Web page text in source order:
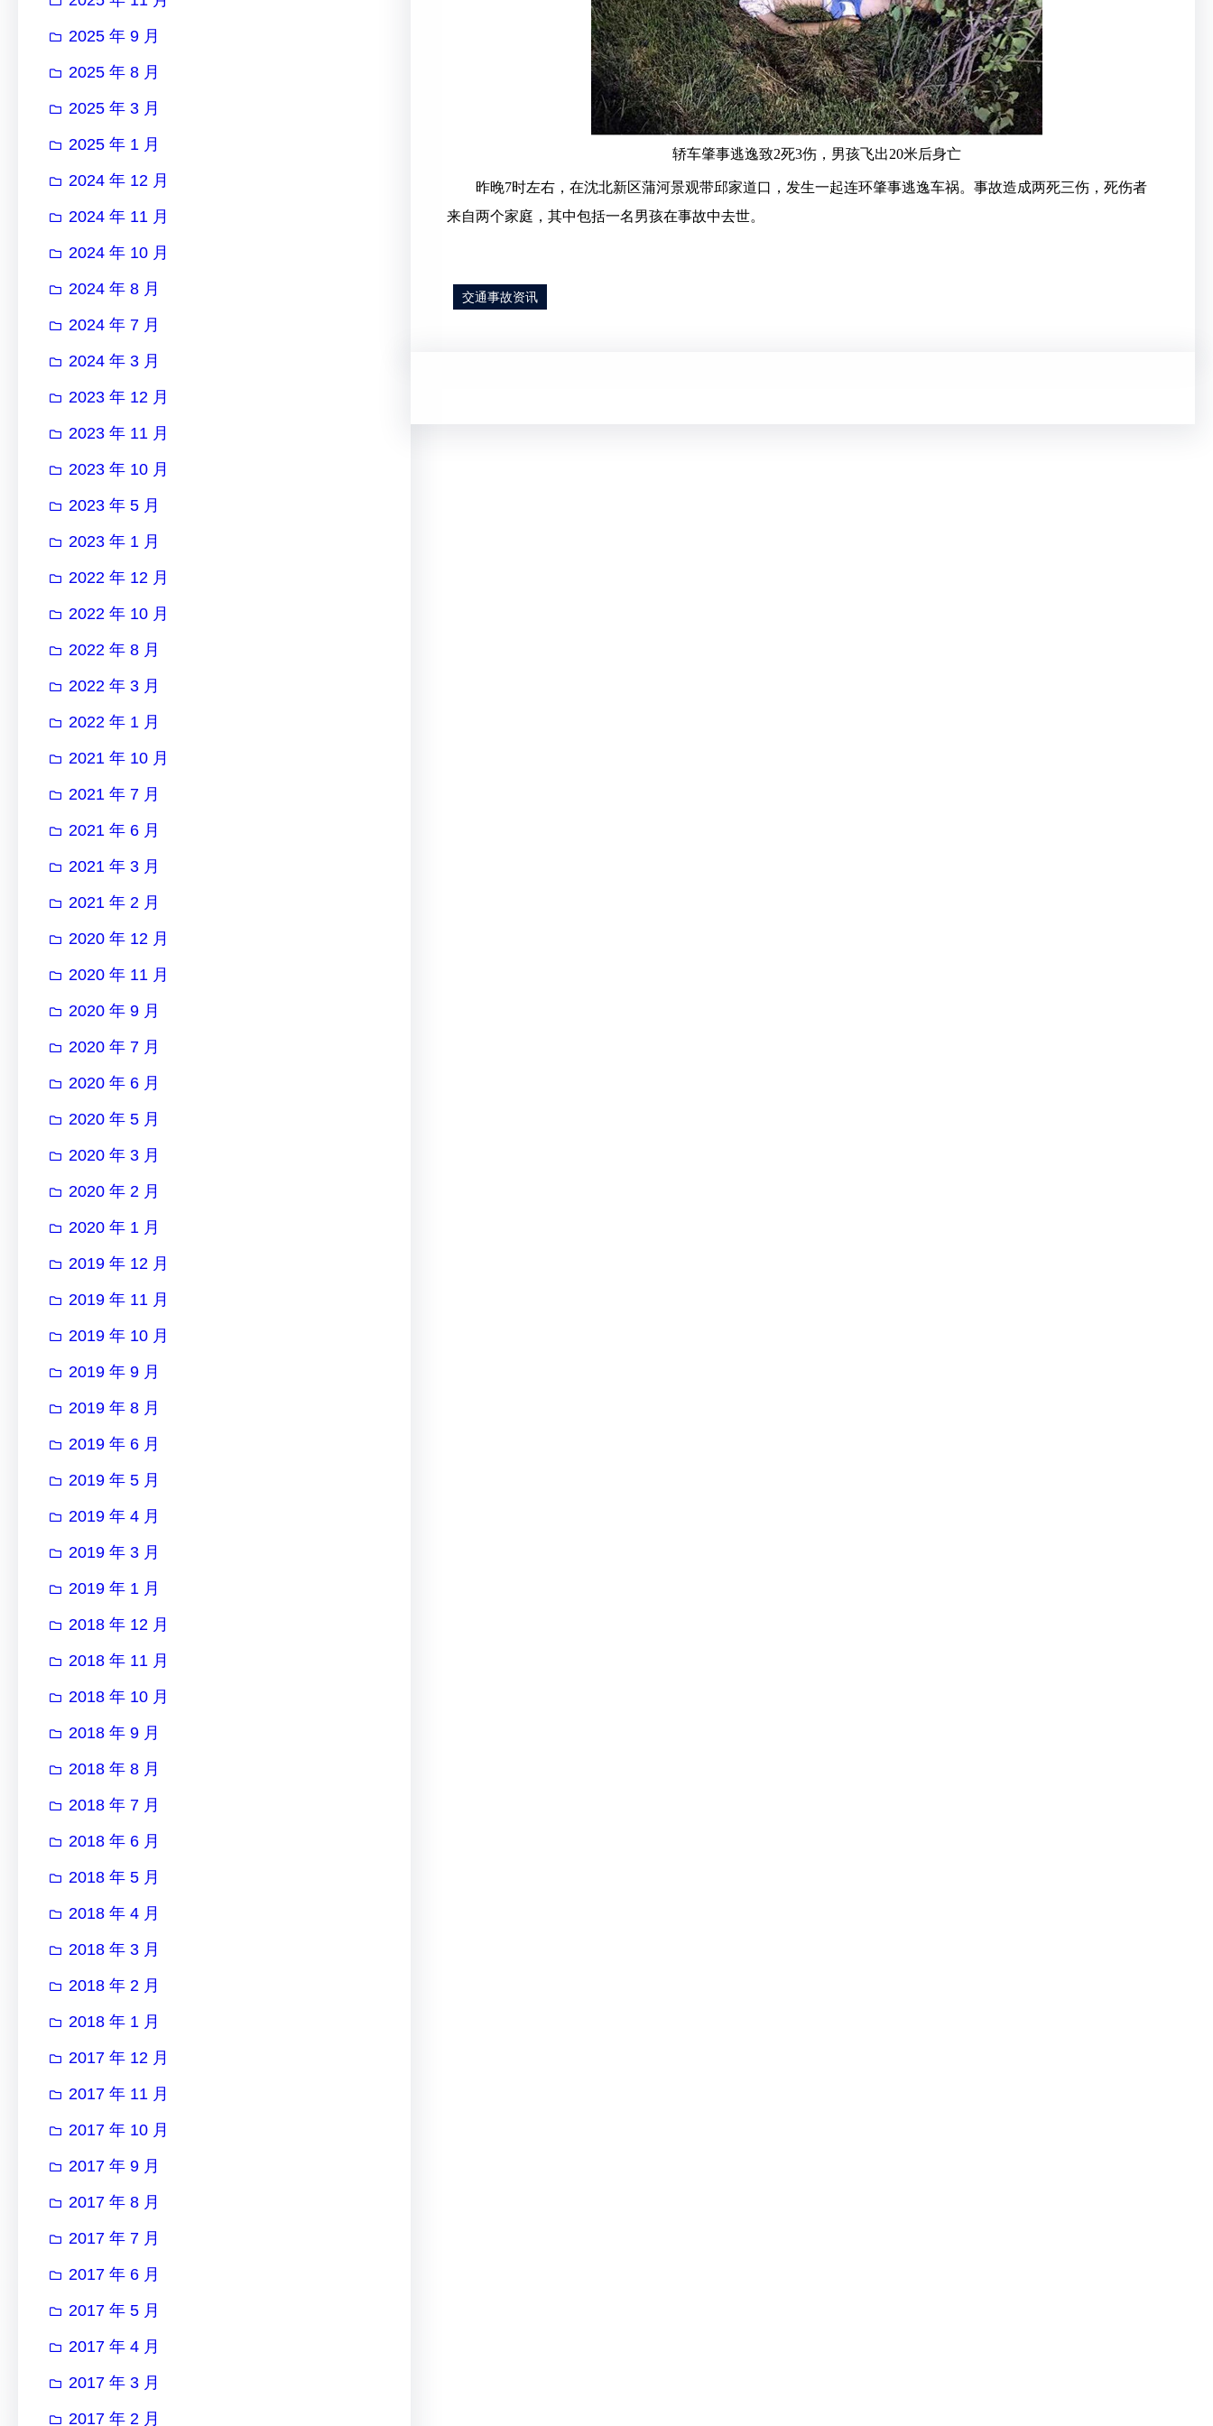
2025 年 9 月
2025 年 8 月
2025 年 3 月
2025 年 1 月
2024 年 12 月
2024 年 11 月
2024 年 10 月
2024 年 8 月
2024 年 7 月
2024 年 3 月
2023 年 12 月
2023 年 11 月
2023 年 10 月
2023 年 5 月
2023 年 1 月
2022 年 12 月
2022 年 10 月
2022 年 8 月
2022 年 3 月
2022 年 1 月
2021 年 10 月
2021 年 7 月
2021 年 6 月
2021 年 3 月
2021 年 2 月
2020 年 12 月
2020 年 11 月
2020 年 9 月
2020 年 7 月
2020 年 6 月
2020 年 5 月
2020 年 3 月
2020 年 2 月
2020 年 1 月
2019 年 12 月
2019 年 11 月
2019 年 10 月
2019 年 9 月
2019 年 8 月
2019 年 6 月
2019 年 5 月
2019 年 4 月
2019 年 3 月
2019 年 1 月
2018 年 12 月
2018 年 11 月
2018 年 10 月
2018 年 9 月
2018 年 8 月
2018 年 7 月
2018 年 6 月
2018 年 5 月
2018 年 4 月
2018 年 3 月
2018 年 2 月
2018 年 1 月
2017 年 12 月
2017 年 11 月
2017 年 10 月
2017 年 9 月
2017 年 8 月
2017 年 7 月
2017 年 6 月
2017 年 5 月
2017 年 4 月
2017 年 3 月
2017 年 2 月
轿车肇事逃逸致2死3伤，男孩飞出20米后身亡
昨晚7时左右，在沈北新区蒲河景观带邱家道口，发生一起连环肇事逃逸车祸。事故造成两死三伤，死伤者
来自两个家庭，其中包括一名男孩在事故中去世。
交通事故资讯